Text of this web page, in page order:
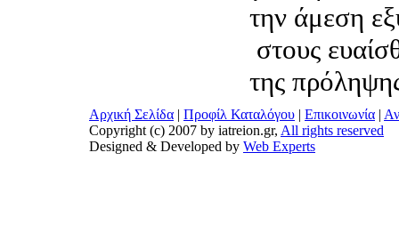
την άμεση
στους
της
Αρχική Σελίδα | Προφίλ Καταλόγου | Επικοινωνία |
Copyright (c) 2007 by iatreion.gr, All rights reserved
Designed & Developed by Web Experts